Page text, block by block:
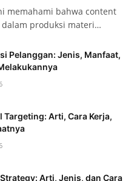
memahami bahwa content
produksi materi…
Pelanggan: Jenis, Manfaat,
Targeting: Arti, Cara Kerja,
Arti, Jenis, dan Cara